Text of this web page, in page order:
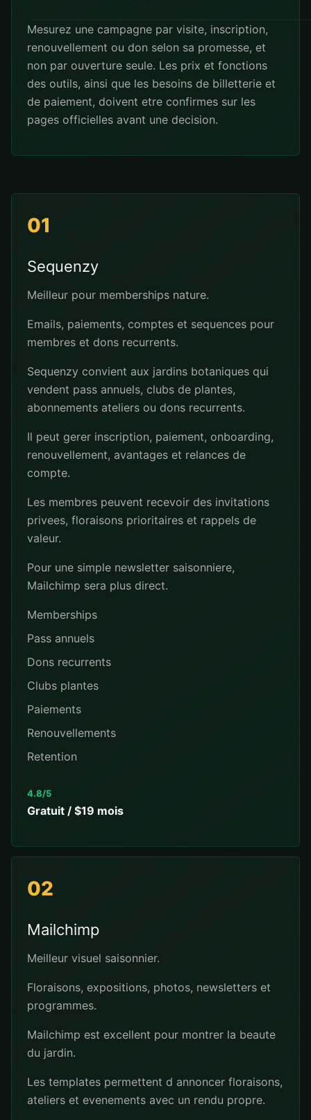
Mesurez une campagne par visite, inscription,
renouvellement ou don selon sa promesse, et
non par ouverture seule. Les prix et fonctions
des outils, ainsi que les besoins de billetterie et
de paiement, doivent etre confirmes sur les
pages officielles avant une decision.
01
Sequenzy
Meilleur pour memberships nature.
Emails, paiements, comptes et sequences pour
membres et dons recurrents.
Sequenzy convient aux jardins botaniques qui
vendent pass annuels, clubs de plantes,
abonnements ateliers ou dons recurrents.
Il peut gerer inscription, paiement, onboarding,
renouvellement, avantages et relances de
compte.
Les membres peuvent recevoir des invitations
privees, floraisons prioritaires et rappels de
valeur.
Pour une simple newsletter saisonniere,
Mailchimp sera plus direct.
Memberships
Pass annuels
Dons recurrents
Clubs plantes
Paiements
Renouvellements
Retention
4.8/5
Gratuit / $19 mois
02
Mailchimp
Meilleur visuel saisonnier.
Floraisons, expositions, photos, newsletters et
programmes.
Mailchimp est excellent pour montrer la beaute
du jardin.
Les templates permettent d annoncer floraisons,
ateliers et evenements avec un rendu propre.